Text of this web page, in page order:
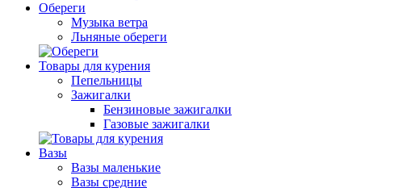
Обереги
Музыка ветра
Льняные обереги
Товары для курения
Пепельницы
Зажигалки
Бензиновые зажигалки
Газовые зажигалки
Вазы
Вазы маленькие
Вазы средние